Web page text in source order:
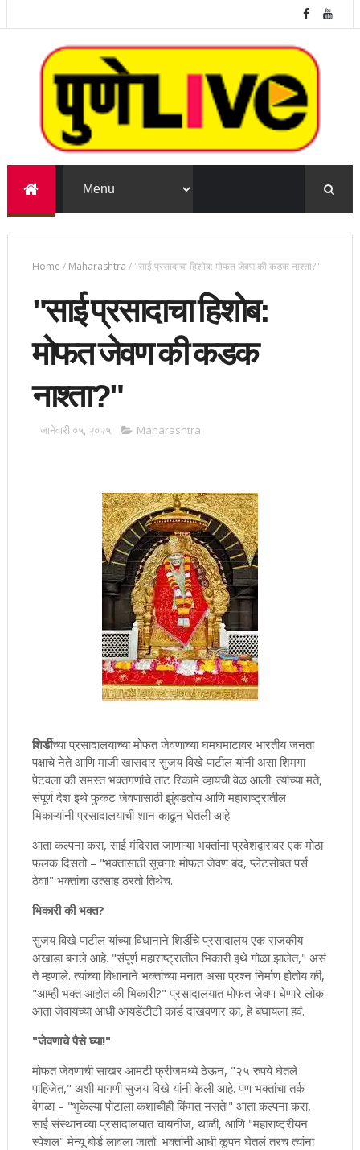
Home / Maharashtra / "साई प्रसादाचा हिशोब: मोफत जेवण की कडक नाश्ता?"
"साई प्रसादाचा हिशोब:
मोफत जेवण की कडक
नाश्ता?"
जानेवारी ०५, २०२५ Maharashtra
शिर्डीच्या प्रसादालयाच्या मोफत जेवणाच्या घमघमाटावर भारतीय जनता
पक्षाचे नेते आणि माजी खासदार सुजय विखे पाटील यांनी असा शिमगा
पेटवला की समस्त भक्तगणांचे ताट रिकामे व्हायची वेळ आली. त्यांच्या मते,
संपूर्ण देश इथे फुकट जेवणासाठी झुंबडतोय आणि महाराष्ट्रातील
भिकाऱ्यांनी प्रसादालयाची शान काढून घेतली आहे.
आता कल्पना करा, साई मंदिरात जाणाऱ्या भक्तांना प्रवेशद्वारावर एक मोठा
फलक दिसतो – "भक्तांसाठी सूचना: मोफत जेवण बंद, प्लेटसोबत पर्स
ठेवा!" भक्तांचा उत्साह ठरतो तिथेच.
भिकारी की भक्त?
सुजय विखे पाटील यांच्या विधानाने शिर्डीचे प्रसादालय एक राजकीय
अखाडा बनले आहे. "संपूर्ण महाराष्ट्रातील भिकारी इथे गोळा झालेत," असं
ते म्हणाले. त्यांच्या विधानाने भक्तांच्या मनात असा प्रश्न निर्माण होतोय की,
"आम्ही भक्त आहोत की भिकारी?" प्रसादालयात मोफत जेवण घेणारे लोक
आता जेवायच्या आधी आयडेंटीटी कार्ड दाखवणार का, हे बघायला हवं.
"जेवणाचे पैसे घ्या!"
मोफत जेवणाची साखर आमटी फ्रीजमध्ये ठेऊन, "२५ रुपये घेतले
पाहिजेत," अशी मागणी सुजय विखे यांनी केली आहे. पण भक्तांचा तर्क
वेगळा – "भुकेल्या पोटाला कशाचीही किंमत नसते!" आता कल्पना करा,
साई संस्थानच्या प्रसादालयात चायनीज, थाळी, आणि "महाराष्ट्रीयन
स्पेशल" मेन्यू बोर्ड लावला जातो. भक्तांनी आधी कूपन घेतलं तरच त्यांना